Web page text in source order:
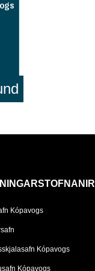
Kópavogs
Kópavogs
Kópavogs